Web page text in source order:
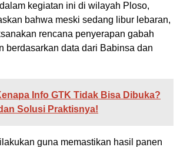
kegiatan ini di wilayah Ploso,
bahwa meski sedang libur lebaran,
rencana penyerapan gabah
berdasarkan data dari Babinsa dan
Info GTK Tidak Bisa Dibuka?
Solusi Praktisnya!
guna memastikan hasil panen